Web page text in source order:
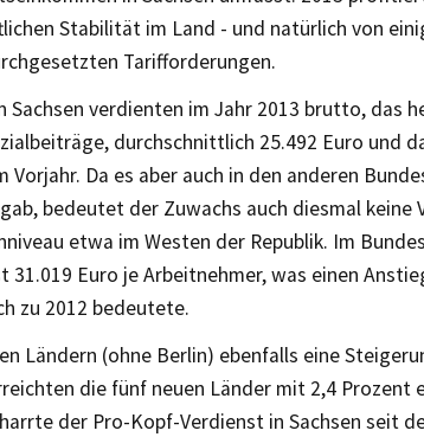
Stabilität im Land - und natürlich von
Tarifforderungen.
Sachsen verdienten im Jahr 2013 brutto, das
durchschnittlich 25.492 Euro und
Vorjahr. Da es aber auch in den anderen
bedeutet der Zuwachs auch diesmal keine
etwa im Westen der Republik. Im
31.019 Euro je Arbeitnehmer, was einen
zu 2012 bedeutete.
Ländern (ohne Berlin) ebenfalls eine
die fünf neuen Länder mit 2,4 Prozent
der Pro-Kopf-Verdienst in Sachsen seit